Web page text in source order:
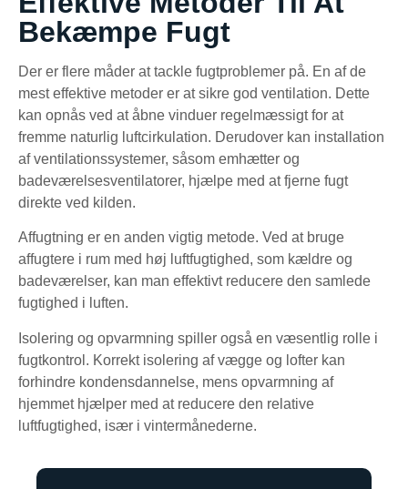
Bekæmpe Fugt
Der er flere måder at tackle fugtproblemer på. En af de
mest effektive metoder er at sikre god ventilation. Dette
kan opnås ved at åbne vinduer regelmæssigt for at
fremme naturlig luftcirkulation. Derudover kan installation
af ventilationssystemer, såsom emhætter og
badeværelsesventilatorer, hjælpe med at fjerne fugt
direkte ved kilden.
Affugtning er en anden vigtig metode. Ved at bruge
affugtere i rum med høj luftfugtighed, som kældre og
badeværelser, kan man effektivt reducere den samlede
fugtighed i luften.
Isolering og opvarmning spiller også en væsentlig rolle i
fugtkontrol. Korrekt isolering af vægge og lofter kan
forhindre kondensdannelse, mens opvarmning af
hjemmet hjælper med at reducere den relative
luftfugtighed, især i vintermånederne.